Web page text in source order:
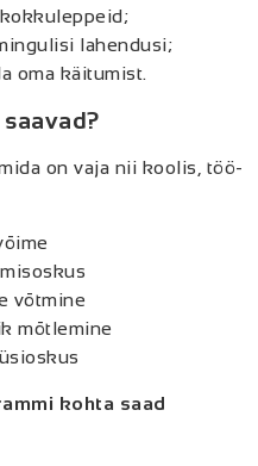
lahendusi;
oma käitumist.
on vaja nii koolis, töö-
võtmine
mõtlemine
kohta saad